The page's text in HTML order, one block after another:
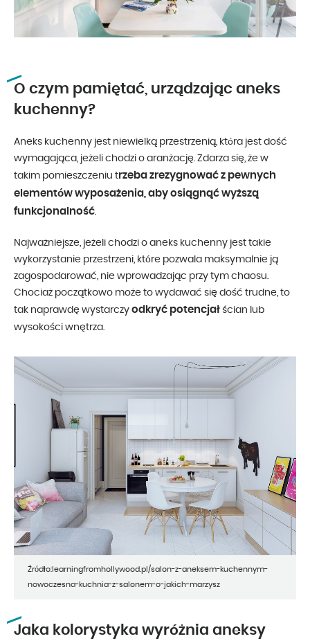
O czym pamiętać, urządzając aneks
kuchenny?
Aneks kuchenny jest niewielką przestrzenią, która jest dość
wymagająca, jeżeli chodzi o aranżację. Zdarza się, że w
takim pomieszczeniu trzeba zrezygnować z pewnych
elementów wyposażenia, aby osiągnąć wyższą
funkcjonalność.
Najważniejsze, jeżeli chodzi o aneks kuchenny jest takie
wykorzystanie przestrzeni, które pozwala maksymalnie ją
zagospodarować, nie wprowadzając przy tym chaosu.
Chociaż początkowo może to wydawać się dość trudne, to
tak naprawdę wystarczy odkryć potencjał ścian lub
wysokości wnętrza.
Źródło:learningfromhollywood.pl/salon-z-aneksem-kuchennym-
nowoczesna-kuchnia-z-salonem-o-jakich-marzysz
Jaka kolorystyka wyróżnia aneksy